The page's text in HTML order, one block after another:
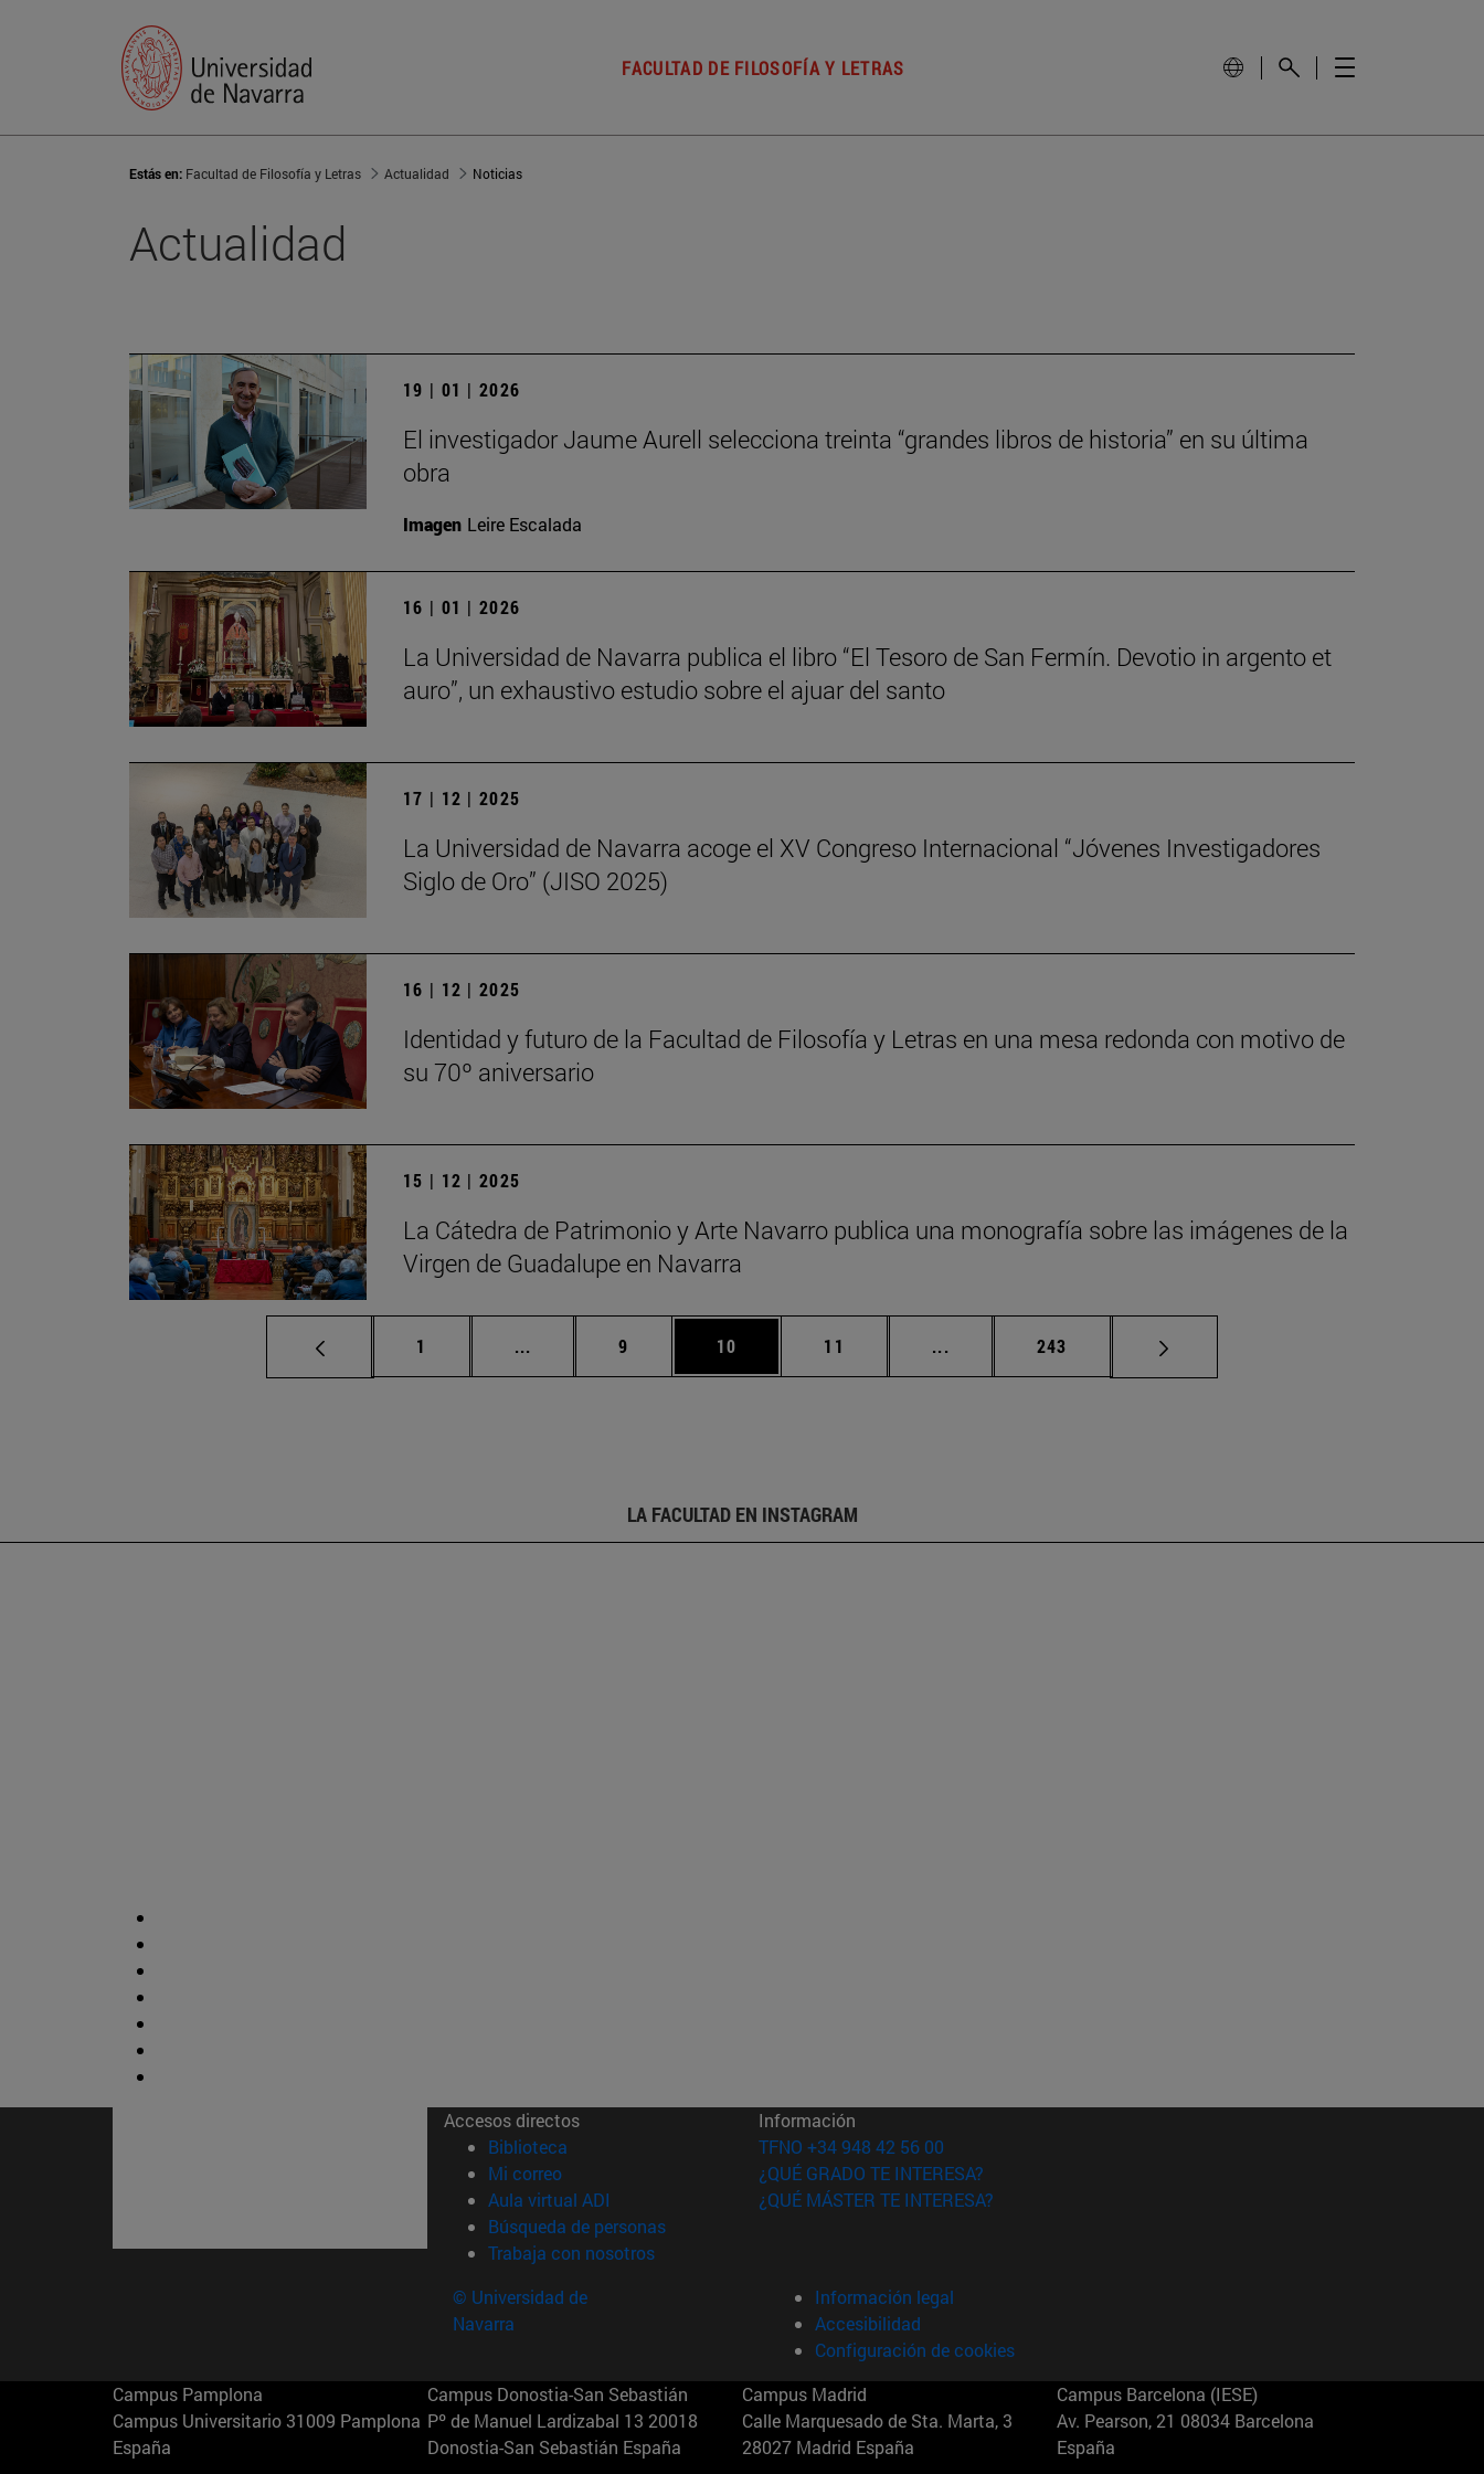
FACULTAD DE FILOSOFÍA Y LETRAS
Estás en: Facultad de Filosofía y Letras Actualidad Noticias
Actualidad
19 | 01 | 2026
El investigador Jaume Aurell selecciona treinta “grandes libros de historia” en su última
obra
Imagen Leire Escalada
16 | 01 | 2026
La Universidad de Navarra publica el libro “El Tesoro de San Fermín. Devotio in argento et
auro”, un exhaustivo estudio sobre el ajuar del santo
17 | 12 | 2025
La Universidad de Navarra acoge el XV Congreso Internacional “Jóvenes Investigadores
Siglo de Oro” (JISO 2025)
16 | 12 | 2025
Identidad y futuro de la Facultad de Filosofía y Letras en una mesa redonda con motivo de
su 70º aniversario
15 | 12 | 2025
La Cátedra de Patrimonio y Arte Navarro publica una monografía sobre las imágenes de la
Virgen de Guadalupe en Navarra
Página
1 ... Páginas intermedias Use TAB para desplazarse.
Página
9 Página
10 Página
11 ... Páginas intermedias Use TAB para desplazarse.
Página
243
LA FACULTAD EN INSTAGRAM
Accesos directos
Biblioteca (abre en nueva ventana)
Mi correo(abre en nueva ventana)
Aula virtual ADI (abre en nueva ventana)
Búsqueda de personas(abre en nueva ventana)
Trabaja con nosotros(abre en nueva ventana)
Información
TFNO +34 948 42 56 00
¿QUÉ GRADO TE INTERESA?
¿QUÉ MÁSTER TE INTERESA?
© Universidad de
Navarra
Información legal
Accesibilidad
Configuración de cookies
Campus Pamplona
Campus Universitario 31009 Pamplona
España
Campus Donostia-San Sebastián
Pº de Manuel Lardizabal 13 20018
Donostia-San Sebastián España
Campus Madrid
Calle Marquesado de Sta. Marta, 3
28027 Madrid España
Campus Barcelona (IESE)
Av. Pearson, 21 08034 Barcelona
España